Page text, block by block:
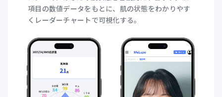
項目の数値データをもとに、肌の状態をわかりやす
くレーダーチャートで可視化する。